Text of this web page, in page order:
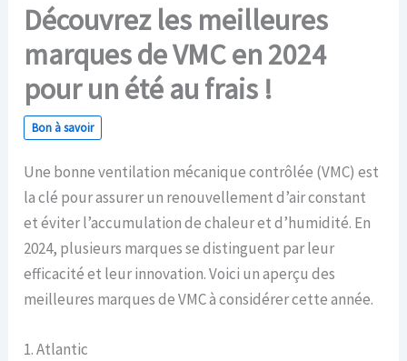
Découvrez les meilleures
marques de VMC en 2024
pour un été au frais !
Bon à savoir
Une bonne ventilation mécanique contrôlée (VMC) est
la clé pour assurer un renouvellement d’air constant
et éviter l’accumulation de chaleur et d’humidité. En
2024, plusieurs marques se distinguent par leur
efficacité et leur innovation. Voici un aperçu des
meilleures marques de VMC à considérer cette année.
1. Atlantic